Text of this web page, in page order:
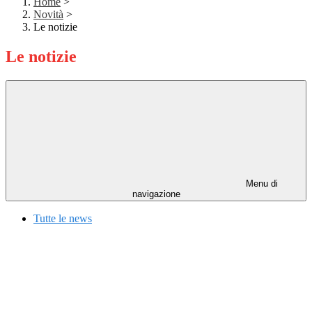
Novità >
Le notizie
Le notizie
Menu di
navigazione
Tutte le news